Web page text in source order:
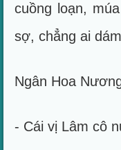
cuồng loạn,
sợ, chẳng ai
Ngân Hoa
- Cái vị Lâm cô